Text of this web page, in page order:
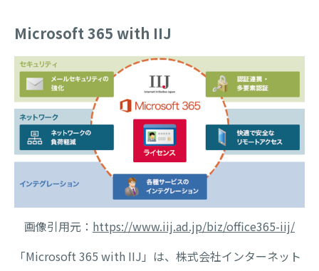
Microsoft 365 with IIJ
画像引用元： https://www.iij.ad.jp/biz/office365-iij/
「Microsoft 365 with IIJ」は、株式会社インターネット